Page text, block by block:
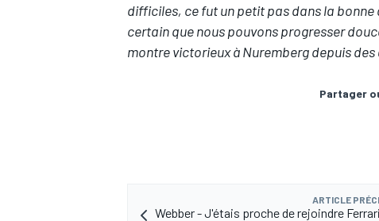
AUTRES CHAMPIONNATS
difficiles, ce fut un petit pas dans la bonne
certain que nous pouvons progresser
montre victorieux à Nuremberg depuis des
Partager
ARTICLE
Webber - J'étais proche de rejoindre